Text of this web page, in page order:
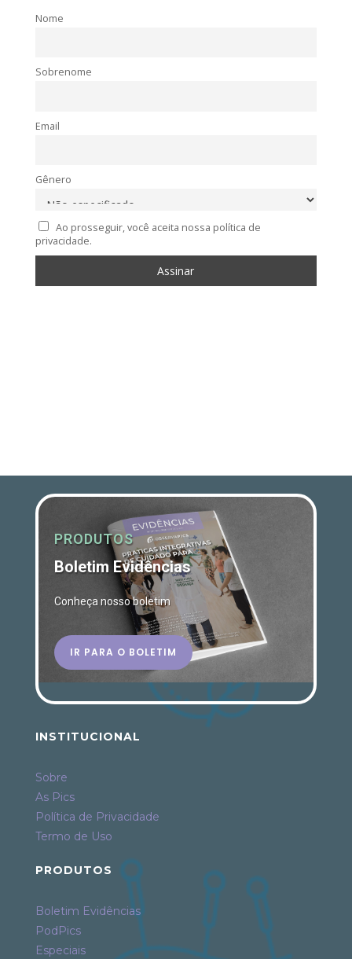
Nome
Sobrenome
Email
Gênero
Ao prosseguir, você aceita nossa política de
privacidade.
PRODUTOS
Boletim Evidências
Conheça nosso boletim
IR PARA O BOLETIM
INSTITUCIONAL
Sobre
As Pics
Política de Privacidade
Termo de Uso
PRODUTOS
Boletim Evidências
PodPics
Especiais